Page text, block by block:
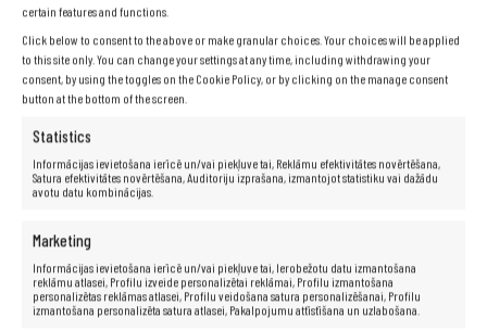
certain features and functions.
Click below to consent to the above or make granular choices. Your choices will be applied
to this site only. You can change your settings at any time, including withdrawing your
consent, by using the toggles on the Cookie Policy, or by clicking on the manage consent
button at the bottom of the screen.
Statistics
Informācijas ievietošana ierīcē un/vai piekļuve tai, Reklāmu efektivitātes novērtēšana,
Satura efektivitātes novērtēšana, Auditoriju izprašana, izmantojot statistiku vai dažādu
avotu datu kombinācijas.
Marketing
Informācijas ievietošana ierīcē un/vai piekļuve tai, Ierobežotu datu izmantošana
reklāmu atlasei, Profilu izveide personalizētai reklāmai, Profilu izmantošana
personalizētas reklāmas atlasei, Profilu veidošana satura personalizēšanai, Profilu
izmantošana personalizēta satura atlasei, Pakalpojumu attīstīšana un uzlabošana.
pārslēdzoties starp lietotnēm un interneta lapām. Atklāj
izklaides iespējas un skaties filmas bez traucējumiem un ar
augstu kvalitāti, izmantojot uzticamo Intel Core i5-4570
procesora jaudu.
GeForce Now programmatūra –
izmantojiet jaunākās un
grūtākās spēles, neaizņemot
Jūsu jaunais dators ir aprīkots ar viegli lietojamu Intel HD
Graphics 4600 grafisko karti, kas nodrošina stabili darbu un
izklaides iespējas bez pārmērīgas sasilšanas. Pateicoties
GeForce Now atbalstam spēlēm mākoņos, jūs varat baudīt